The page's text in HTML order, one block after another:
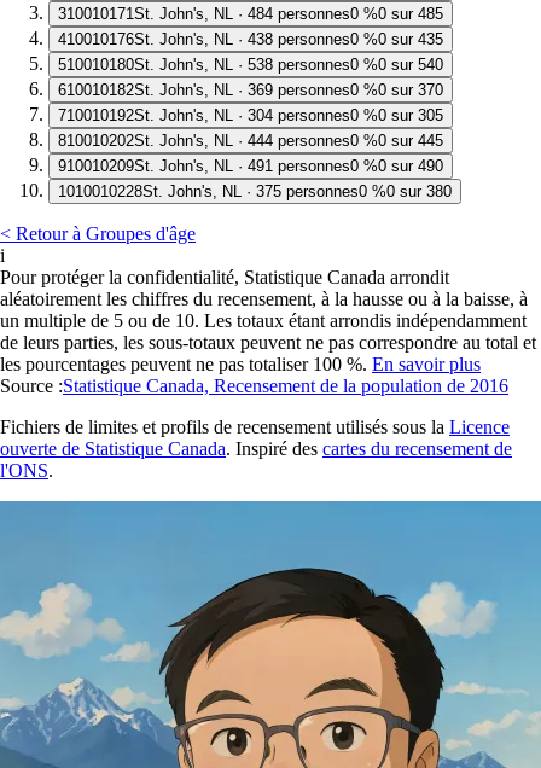
310010171St. John's, NL · 484 personnes0 %0 sur 485
410010176St. John's, NL · 438 personnes0 %0 sur 435
510010180St. John's, NL · 538 personnes0 %0 sur 540
610010182St. John's, NL · 369 personnes0 %0 sur 370
710010192St. John's, NL · 304 personnes0 %0 sur 305
810010202St. John's, NL · 444 personnes0 %0 sur 445
910010209St. John's, NL · 491 personnes0 %0 sur 490
1010010228St. John's, NL · 375 personnes0 %0 sur 380
< Retour à Groupes d'âge
i
Pour protéger la confidentialité, Statistique Canada arrondit
aléatoirement les chiffres du recensement, à la hausse ou à la baisse, à
un multiple de 5 ou de 10. Les totaux étant arrondis indépendamment
de leurs parties, les sous-totaux peuvent ne pas correspondre au total et
les pourcentages peuvent ne pas totaliser 100 %. En savoir plus
Source :Statistique Canada, Recensement de la population de 2016
Fichiers de limites et profils de recensement utilisés sous la Licence
ouverte de Statistique Canada. Inspiré des cartes du recensement de
l'ONS.